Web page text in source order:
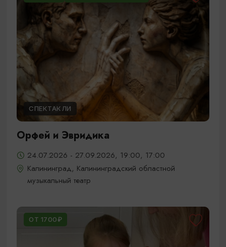
СПЕКТАКЛИ
Орфей и Эвридика
24.07.2026 - 27.09.2026, 19:00, 17:00
Калининград, Калининградский областной
музыкальный театр
ОТ 1700₽